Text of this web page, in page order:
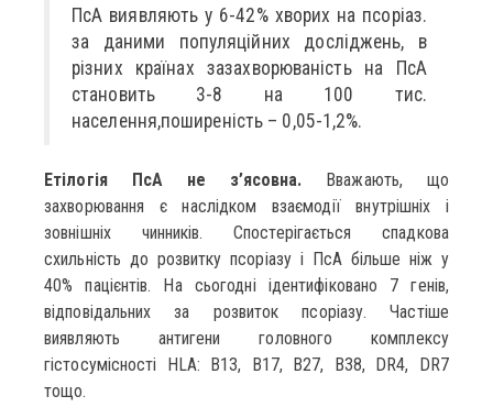
ПcА виявляють у 6-42% хворих на псоріаз.
за даними популяційних досліджень, в
різних країнах зазахворюваність на ПcА
становить 3-8 на 100 тис.
населення,поширеність – 0,05-1,2%.
Етілогія ПсА не з’ясовна. Вважають, що
захворювання є наслідком взаємодії внутрішніх і
зовнішніх чинників. Спостерігається спадкова
схильність до розвитку псоріазу і ПсА більше ніж у
40% пацієнтів. На сьогодні ідентифіковано 7 генів,
відповідальних за розвиток псоріазу. Частіше
виявляють антигени головного комплексу
гістосумісності HLA: B13, B17, B27, B38, DR4, DR7
тощо.